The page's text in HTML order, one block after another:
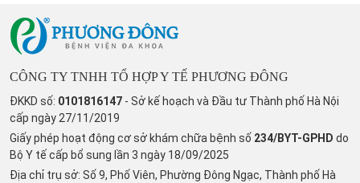
CÔNG TY TNHH TỔ HỢP Y TẾ PHƯƠNG ĐÔNG
ĐKKD số: 0101816147 - Sở kế hoạch và Đầu tư Thành phố Hà Nội
cấp ngày 27/11/2019
Giấy phép hoạt động cơ sở khám chữa bệnh số 234/BYT-GPHD do
Bộ Y tế cấp bổ sung lần 3 ngày 18/09/2025
Địa chỉ trụ sở: Số 9, Phố Viên, Phường Đông Ngạc, Thành phố Hà